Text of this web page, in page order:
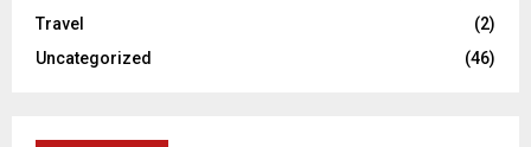
Travel
(2)
Uncategorized
(46)